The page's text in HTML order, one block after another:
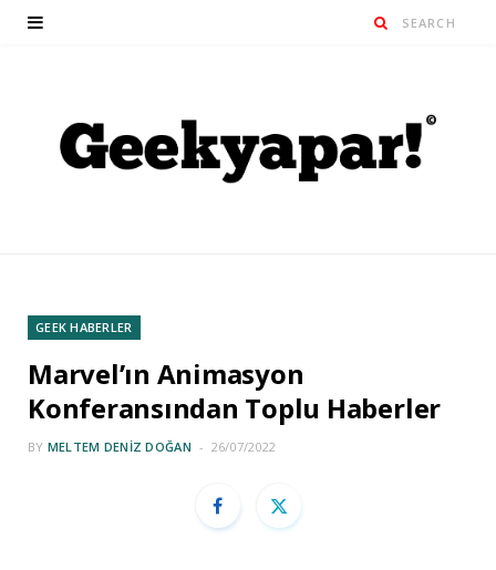
GEEK HABERLER
Marvel’ın Animasyon
Konferansından Toplu Haberler
BY MELTEM DENIZ DOĞAN 26/07/2022